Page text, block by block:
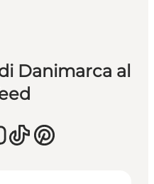
Danimarca al